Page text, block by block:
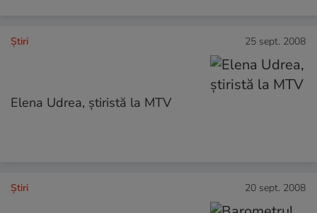
Ştiri 25 sept. 2008
Elena Udrea, ştiristă la MTV
Ştiri 20 sept. 2008